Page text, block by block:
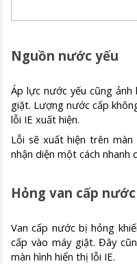
Nguồn nước yếu
Áp lực nước yếu cũng
giặt. Lượng nước cấp
lỗi IE xuất hiện.
Lỗi sẽ xuất hiện trên
nhận diện một cách nhanh
Hỏng van cấp
Van cấp nước bị hỏng
cấp vào máy giặt. Đây
màn hình hiển thị lỗi IE.